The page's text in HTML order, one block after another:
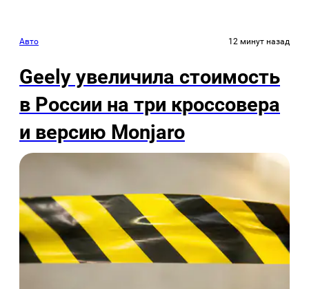
Авто 12 минут назад
Geely увеличила стоимость
в России на три кроссовера
и версию Monjaro